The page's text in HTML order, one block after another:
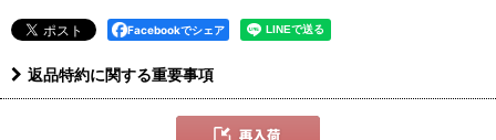
Facebookでシェア
返品特約に関する重要事項